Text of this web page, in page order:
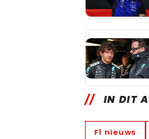
IN DIT
F1 nieuws